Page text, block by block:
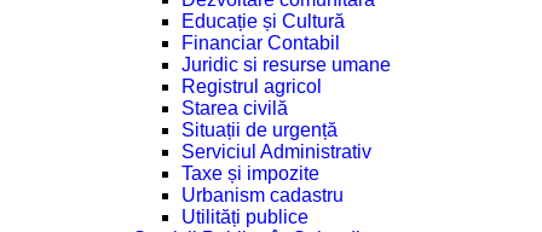
Educație și Cultură
Financiar Contabil
Juridic si resurse umane
Registrul agricol
Starea civilă
Situații de urgență
Serviciul Administrativ
Taxe și impozite
Urbanism cadastru
Utilități publice